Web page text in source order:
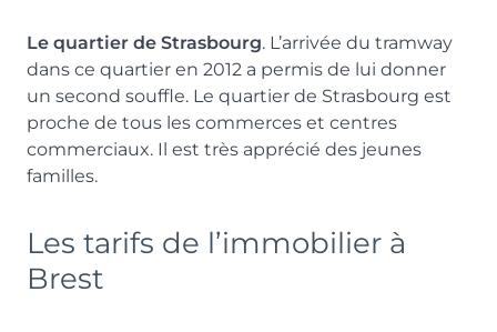
Le quartier de Strasbourg. L’arrivée du tramway
dans ce quartier en 2012 a permis de lui donner
un second souffle. Le quartier de Strasbourg est
proche de tous les commerces et centres
commerciaux. Il est très apprécié des jeunes
familles.
Les tarifs de l’immobilier à
Brest